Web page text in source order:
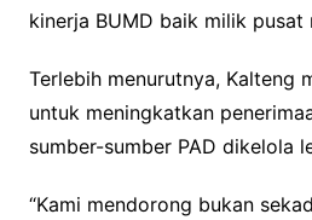
kinerja BUMD baik milik pusat
Terlebih menurutnya, Kalteng
untuk meningkatkan
sumber-sumber PAD dikelola
“Kami mendorong bukan